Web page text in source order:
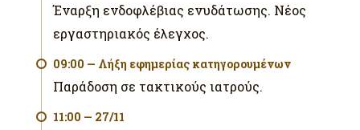
Έναρξη ενδοφλέβιας ενυδάτωσης. Νέος
εργαστηριακός έλεγχος.
09:00 — Λήξη εφημερίας κατηγορουμένων
Παράδοση σε τακτικούς ιατρούς.
11:00 — 27/11